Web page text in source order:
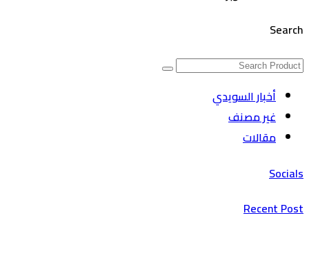
Search
أخبار السويدي
غير مصنف
مقالات
Socials
Recent Post